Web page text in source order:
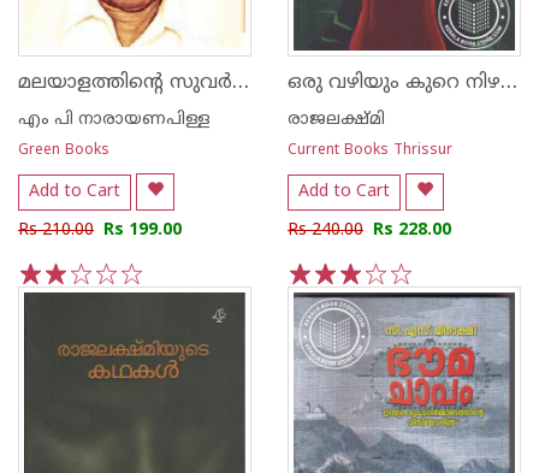
മലയാളത്തിന്റെ സുവര്‍ണ്ണ കഥകള്‍ എം പി നാരായണ പിള്ള
എം പി നാരായണപിള്ള
Green Books
Add to Cart
Rs 210.00 Rs 199.00
5
4
3
2
1
ഒരു വഴിയും കുറെ നിഴലുകളും
രാജലക്ഷ്മി
Current Books Thrissur
Add to Cart
Rs 240.00 Rs 228.00
5
4
3
2
1